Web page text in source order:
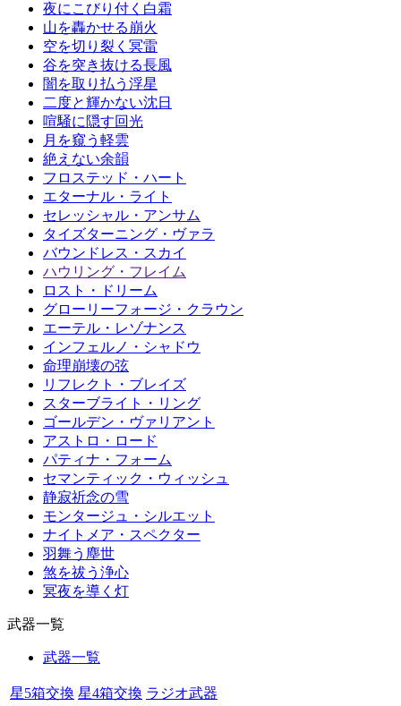
夜にこびり付く白霜
山を轟かせる崩火
空を切り裂く冥雷
谷を突き抜ける長風
闇を取り払う浮星
二度と輝かない沈日
喧騒に隠す回光
月を窺う軽雲
絶えない余韻
フロステッド・ハート
エターナル・ライト
セレッシャル・アンサム
タイズターニング・ヴァラ
バウンドレス・スカイ
ハウリング・フレイム
ロスト・ドリーム
グローリーフォージ・クラウン
エーテル・レゾナンス
インフェルノ・シャドウ
命理崩壊の弦
リフレクト・ブレイズ
スターブライト・リング
ゴールデン・ヴァリアント
アストロ・ロード
パティナ・フォーム
セマンティック・ウィッシュ
静寂祈念の雪
モンタージュ・シルエット
ナイトメア・スペクター
羽舞う塵世
煞を祓う浄心
冥夜を導く灯
武器一覧
武器一覧
星5箱交換 星4箱交換 ラジオ武器